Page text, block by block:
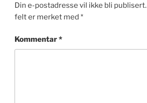
Din e-postadresse vil ikke bli publisert.
felt er merket med *
Kommentar*